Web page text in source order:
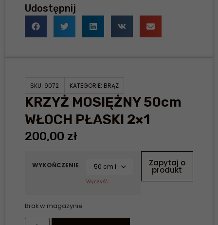
Udostępnij
SKU: 9072 KATEGORIE: BRĄZ
KRZYŻ MOSIĘŻNY 50cm
WŁOCH PŁASKI 2×1
200,00 zł
WYKOŃCZENIE
Wyczyść
Brak w magazynie
Zapytaj o
produkt